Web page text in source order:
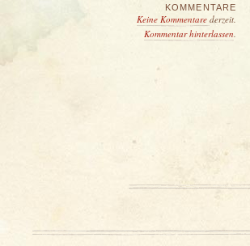
KOMMENTARE
Keine Kommentare derzeit.
Kommentar hinterlassen.